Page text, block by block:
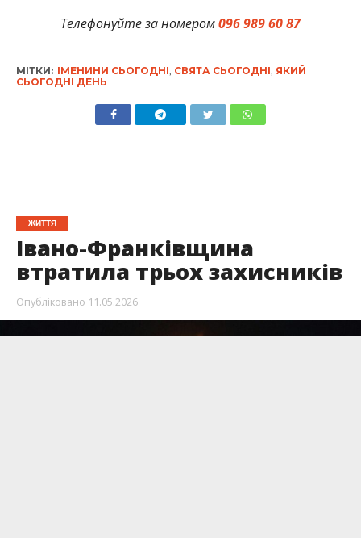
Телефонуйте за номером096 989 60 87
МІТКИ: ІМЕНИНИ СЬОГОДНІ СВЯТА СЬОГОДНІ ЯКИЙ
СЬОГОДНІ ДЕНЬ
ЖИТТЯ
Івано-Франківщина
втратила трьох захисників
Опубліковано 11.05.2026